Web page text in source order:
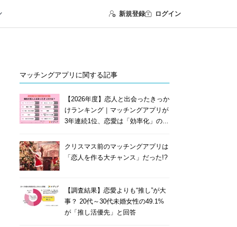
新規登録 ログイン
マッチングアプリに関する記事
【2026年度】恋人と出会ったきっか
けランキング｜マッチングアプリが
3年連続1位、恋愛は「効率化」の...
クリスマス前のマッチングアプリは
「恋人を作る大チャンス」だった!?
【調査結果】恋愛よりも“推し”が大
事？ 20代～30代未婚女性の49.1%
が「推し活優先」と回答